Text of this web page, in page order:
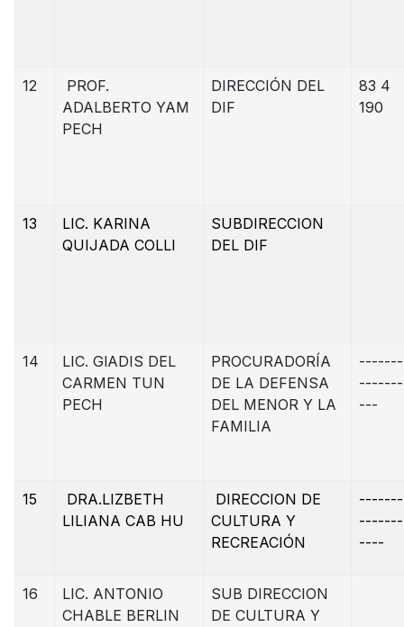
12
PROF.
ADALBERTO YAM
PECH
DIRECCIÓN DEL
DIF
83 4
190
13
LIC. KARINA
QUIJADA COLLI
SUBDIRECCION
DEL DIF
14
LIC. GlADIS DEL
CARMEN TUN
PECH
PROCURADORÍA
DE LA DEFENSA
DEL MENOR Y LA
FAMILIA
-------
-------
---
15
DRA.LIZBETH
LILIANA CAB HU
DIRECCION DE
CULTURA Y
RECREACIÓN
-------
-------
----
16
LIC. ANTONIO
CHABLE BERLIN
SUB DIRECCION
DE CULTURA Y